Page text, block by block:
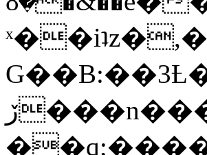
ڒ���n����%J^�}